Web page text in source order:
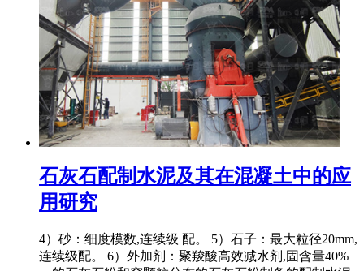
石灰石配制水泥及其在混凝土中的应
用研究
4）砂：细度模数,连续级 配。 5）石子：最大粒径20mm,
连续级配。 6）外加剂：聚羧酸高效减水剂,固含量40%